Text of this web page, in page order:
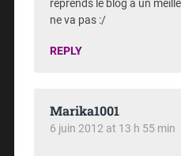
reprends le blog a un
ne va pas :/
REPLY
Marika1001
6 juin 2012 at 13 h 55 min